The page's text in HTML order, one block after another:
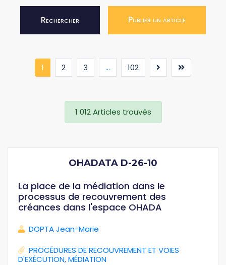
Rechercher Publier un article
1 (current)
2 3 ... 102
1 012 Articles trouvés
OHADATA D-26-10
La place de la médiation dans le
processus de recouvrement des
créances dans l'espace OHADA
DOPTA Jean-Marie
PROCÉDURES DE RECOUVREMENT ET VOIES
D'EXÉCUTION,MÉDIATION